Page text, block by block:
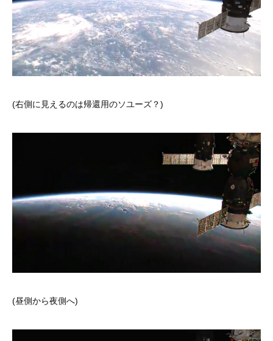
(右側に見えるのは帰還用のソユーズ？)
(昼側から夜側へ)